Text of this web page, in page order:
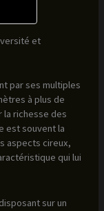
et
par ses multiples
à plus de
la richesse des
est souvent la
aspects cireux,
qui lui
sur un